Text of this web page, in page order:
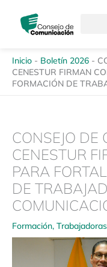
contenido
Inicio - Boletín 2026 -
CENESTUR FIRMAN
FORMACIÓN DE
CONSEJO DE
CENESTUR
PARA
DE
Formación,